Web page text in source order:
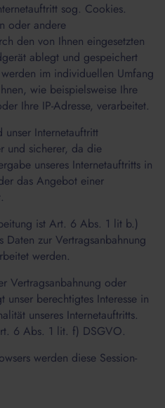
sog. Cookies.
oder andere
den von Ihnen eingesetzten
ablegt und gespeichert
im individuellen Umfang
wie beispielsweise Ihre
Ihre IP-Adresse, verarbeitet.
Internetauftritt
und sicherer, da die
unseres Internetauftritts in
das Angebot einer
ist Art. 6 Abs. 1 lit b.)
zur Vertragsanbahnung
werden.
Vertragsanbahnung oder
berechtigtes Interesse in
unseres Internetauftritts.
6 Abs. 1 lit. f) DSGVO.
werden diese Session-